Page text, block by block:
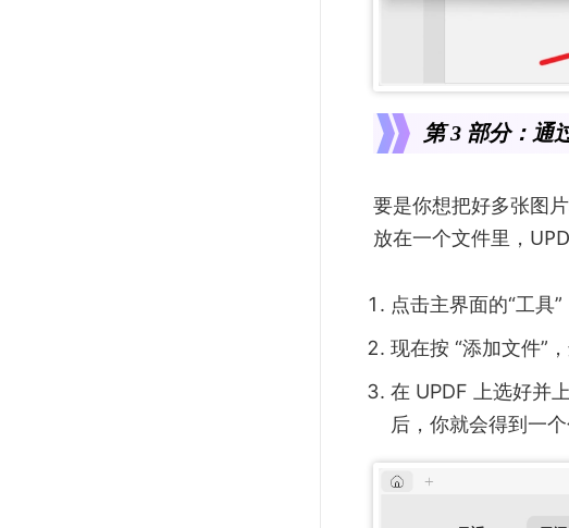
第 3 部分：通
要是你想把好多张图
放在一个文件里，
点击主界面的“工具”
现在按 “添加文件”
在 UPDF 上选好并
后，你就会得到一